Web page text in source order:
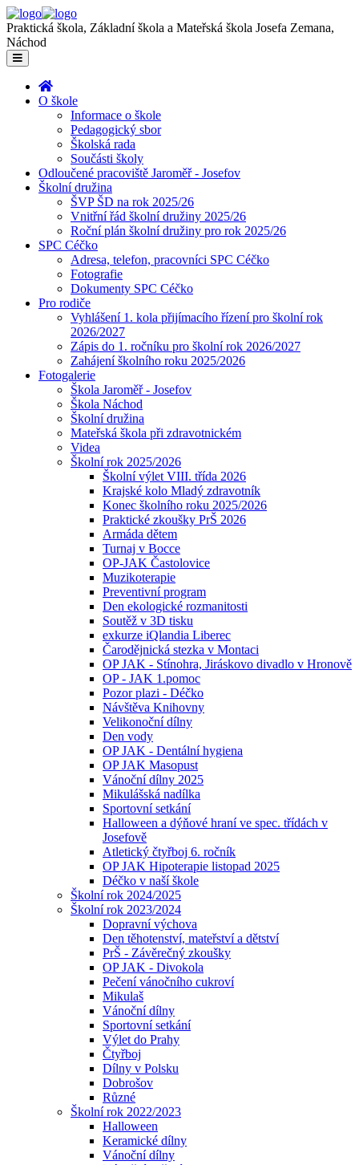
Praktická škola, Základní škola a Mateřská škola Josefa Zemana,
Náchod
O škole
Informace o škole
Pedagogický sbor
Školská rada
Součásti školy
Odloučené pracoviště Jaroměř - Josefov
Školní družina
ŠVP ŠD na rok 2025/26
Vnitřní řád školní družiny 2025/26
Roční plán školní družiny pro rok 2025/26
SPC Céčko
Adresa, telefon, pracovníci SPC Céčko
Fotografie
Dokumenty SPC Céčko
Pro rodiče
Vyhlášení 1. kola přijímacího řízení pro školní rok
2026/2027
Zápis do 1. ročníku pro školní rok 2026/2027
Zahájení školního roku 2025/2026
Fotogalerie
Škola Jaroměř - Josefov
Škola Náchod
Školní družina
Mateřská škola při zdravotnickém
Videa
Školní rok 2025/2026
Školní výlet VIII. třída 2026
Krajské kolo Mladý zdravotník
Konec školního roku 2025/2026
Praktické zkoušky PrŠ 2026
Armáda dětem
Turnaj v Bocce
OP-JAK Častolovice
Muzikoterapie
Preventivní program
Den ekologické rozmanitosti
Soutěž v 3D tisku
exkurze iQlandia Liberec
Čarodějnická stezka v Montaci
OP JAK - Stínohra, Jiráskovo divadlo v Hronově
OP - JAK 1.pomoc
Pozor plazi - Déčko
Návštěva Knihovny
Velikonoční dílny
Den vody
OP JAK - Dentální hygiena
OP JAK Masopust
Vánoční dílny 2025
Mikulášská nadílka
Sportovní setkání
Halloween a dýňové hraní ve spec. třídách v
Josefově
Atletický čtyřboj 6. ročník
OP JAK Hipoterapie listopad 2025
Déčko v naší škole
Školní rok 2024/2025
Školní rok 2023/2024
Dopravní výchova
Den těhotenství, mateřství a dětství
PrŠ - Závěrečný zkoušky
OP JAK - Divokola
Pečení vánočního cukroví
Mikulaš
Vánoční dílny
Sportovní setkání
Výlet do Prahy
Čtyřboj
Dílny v Polsku
Dobrošov
Různé
Školní rok 2022/2023
Halloween
Keramické dílny
Vánoční dílny